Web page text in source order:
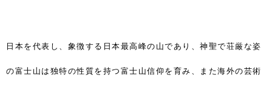
日本を代表し、象徴する日本最高峰の山であり、神聖で荘厳な姿
の富士山は独特の性質を持つ富士山信仰を育み、また海外の芸術